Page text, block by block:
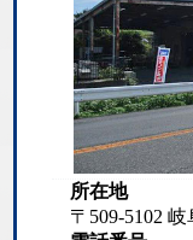
所在地
〒509-5102